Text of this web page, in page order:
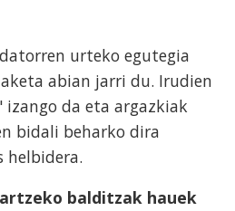
urteko egutegia
abian jarri du. Irudien
izango da eta argazkiak
bidali beharko dira
helbidera.
balditzak hauek